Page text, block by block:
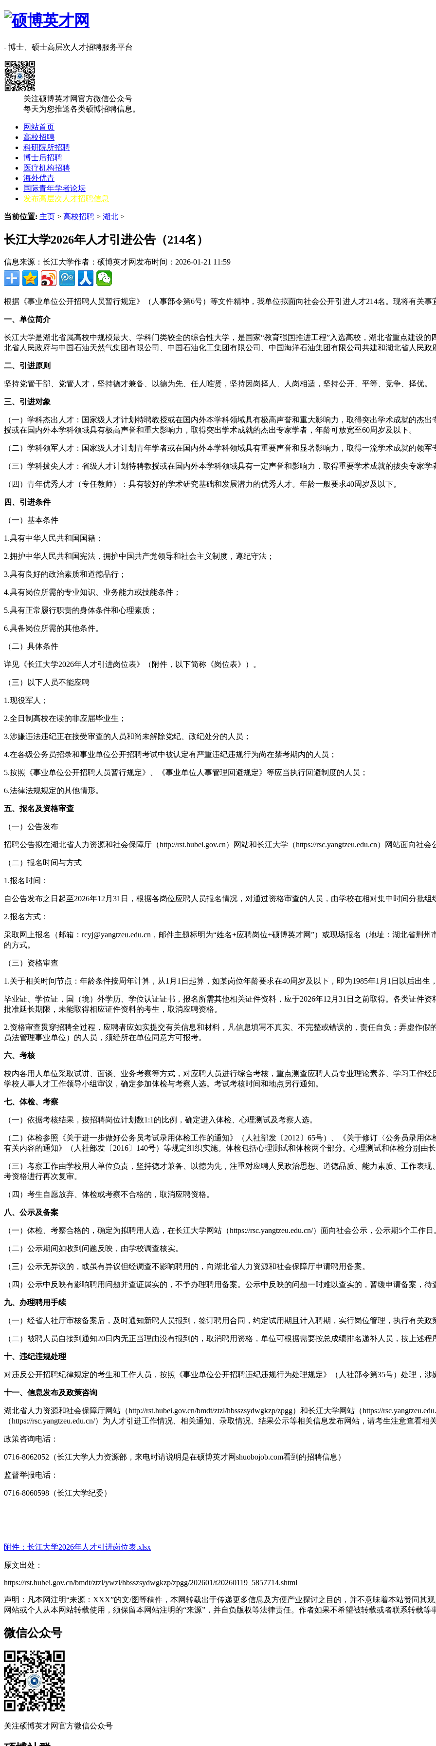
- 博士、硕士高层次人才招聘服务平台
关注硕博英才网官方微信公众号
每天为您推送各类硕博招聘信息。
网站首页
高校招聘
科研院所招聘
博士后招聘
医疗机构招聘
海外优青
国际青年学者论坛
发布高层次人才招聘信息
当前位置: 主页 > 高校招聘 > 湖北 >
长江大学2026年人才引进公告（214名）
信息来源：长江大学作者：硕博英才网 发布时间：2026-01-21 11:59
根据《事业单位公开招聘人员暂行规定》（人事部令第6号）等文件精神，我单位拟面向社会公开引进人才214名。现将有关
一、单位简介
长江大学是湖北省属高校中规模最大、学科门类较全的综合性大学，是国家“教育强国推进工程”入选高校，湖北省重点建设
北省人民政府与中国石油天然气集团有限公司、中国石油化工集团有限公司、中国海洋石油集团有限公司共建和湖北省人民
二、引进原则
坚持党管干部、党管人才，坚持德才兼备、以德为先、任人唯贤，坚持因岗择人、人岗相适，坚持公开、平等、竞争、择优。
三、引进对象
（一）学科杰出人才：国家级人才计划特聘教授或在国内外本学科领域具有极高声誉和重大影响力，取得突出学术成就的杰
授或在国内外本学科领域具有极高声誉和重大影响力，取得突出学术成就的杰出专家学者，年龄可放宽至60周岁及以下。
（二）学科领军人才：国家级人才计划青年学者或在国内外本学科领域具有重要声誉和显著影响力，取得一流学术成就的领
（三）学科拔尖人才：省级人才计划特聘教授或在国内外本学科领域具有一定声誉和影响力，取得重要学术成就的拔尖专家
（四）青年优秀人才（专任教师）：具有较好的学术研究基础和发展潜力的优秀人才。年龄一般要求40周岁及以下。
四、引进条件
（一）基本条件
1.具有中华人民共和国国籍；
2.拥护中华人民共和国宪法，拥护中国共产党领导和社会主义制度，遵纪守法；
3.具有良好的政治素质和道德品行；
4.具有岗位所需的专业知识、业务能力或技能条件；
5.具有正常履行职责的身体条件和心理素质；
6.具备岗位所需的其他条件。
（二）具体条件
详见《长江大学2026年人才引进岗位表》（附件，以下简称《岗位表》）。
（三）以下人员不能应聘
1.现役军人；
2.全日制高校在读的非应届毕业生；
3.涉嫌违法违纪正在接受审查的人员和尚未解除党纪、政纪处分的人员；
4.在各级公务员招录和事业单位公开招聘考试中被认定有严重违纪违规行为尚在禁考期内的人员；
5.按照《事业单位公开招聘人员暂行规定》、《事业单位人事管理回避规定》等应当执行回避制度的人员；
6.法律法规规定的其他情形。
五、报名及资格审查
（一）公告发布
招聘公告拟在湖北省人力资源和社会保障厅（http://rst.hubei.gov.cn）网站和长江大学（https://rsc.yangtzeu.edu.cn）网站面向社会
（二）报名时间与方式
1.报名时间：
自公告发布之日起至2026年12月31日，根据各岗位应聘人员报名情况，对通过资格审查的人员，由学校在相对集中时间分批
2.报名方式：
采取网上报名（邮箱：rcyj@yangtzeu.edu.cn，邮件主题标明为“姓名+应聘岗位+硕博英才网”）或现场报名（地址：湖北省荆
的方式。
（三）资格审查
1.关于相关时间节点：年龄条件按周年计算，从1月1日起算，如某岗位年龄要求在40周岁及以下，即为1985年1月1日以后出生
毕业证、学位证，国（境）外学历、学位认证证书，报名所需其他相关证件资料，应于2026年12月31日之前取得。各类证件
批准延长期限，未能取得相应证件资料的考生，取消应聘资格。
2.资格审查贯穿招聘全过程，应聘者应如实提交有关信息和材料，凡信息填写不真实、不完整或错误的，责任自负；弄虚作
员法管理事业单位）的人员，须经所在单位同意方可报考。
六、考核
校内各用人单位采取试讲、面谈、业务考察等方式，对应聘人员进行综合考核，重点测查应聘人员专业理论素养、学习工作
学校人事人才工作领导小组审议，确定参加体检与考察人选。考试考核时间和地点另行通知。
七、体检、考察
（一）依据考核结果，按招聘岗位计划数1:1的比例，确定进入体检、心理测试及考察人选。
（二）体检参照《关于进一步做好公务员考试录用体检工作的通知》（人社部发〔2012〕65号）、《关于修订〈公务员录用
有关内容的通知》（人社部发〔2016〕140号）等规定组织实施。体检包括心理测试和体检两个部分。心理测试和体检分别由
（三）考察工作由学校用人单位负责，坚持德才兼备、以德为先，注重对应聘人员政治思想、道德品质、能力素质、工作表
考资格进行再次复审。
（四）考生自愿放弃、体检或考察不合格的，取消应聘资格。
八、公示及备案
（一）体检、考察合格的，确定为拟聘用人选，在长江大学网站（https://rsc.yangtzeu.edu.cn/）面向社会公示，公示期5个工作日
（二）公示期间如收到问题反映，由学校调查核实。
（三）公示无异议的，或虽有异议但经调查不影响聘用的，向湖北省人力资源和社会保障厅申请聘用备案。
（四）公示中反映有影响聘用问题并查证属实的，不予办理聘用备案。公示中反映的问题一时难以查实的，暂缓申请备案，
九、办理聘用手续
（一）经省人社厅审核备案后，及时通知新聘人员报到，签订聘用合同，约定试用期且计入聘期，实行岗位管理，执行有关政
（二）被聘人员自接到通知20日内无正当理由没有报到的，取消聘用资格，单位可根据需要按总成绩排名递补人员，按上述
十、违纪违规处理
对违反公开招聘纪律规定的考生和工作人员，按照《事业单位公开招聘违纪违规行为处理规定》（人社部令第35号）处理，
十一、信息发布及政策咨询
湖北省人力资源和社会保障厅网站（http://rst.hubei.gov.cn/bmdt/ztzl/hbsszsydwgkzp/zpgg）和长江大学网站（https://
（https://rsc.yangtzeu.edu.cn/）为人才引进工作情况、相关通知、录取情况、结果公示等相关信息发布网站，请考生注意查看相
政策咨询电话：
0716-8062052（长江大学人力资源部，来电时请说明是在硕博英才网shuobojob.com看到的招聘信息）
监督举报电话：
0716-8060598（长江大学纪委）
附件：长江大学2026年人才引进岗位表.xlsx
原文出处：
https://rst.hubei.gov.cn/bmdt/ztzl/ywzl/hbsszsydwgkzp/zpgg/202601/t20260119_5857714.shtml
声明：凡本网注明“来源：XXX”的文/图等稿件，本网转载出于传递更多信息及方便产业探讨之目的，并不意味着本站赞同其
网站或个人从本网站转载使用，须保留本网站注明的“来源”，并自负版权等法律责任。作者如果不希望被转载或者联系转载等
微信公众号
关注硕博英才网官方微信公众号